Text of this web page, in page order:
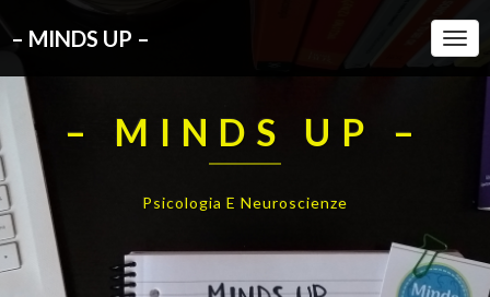
– MINDS UP –
– MINDS UP –
Psicologia E Neuroscienze